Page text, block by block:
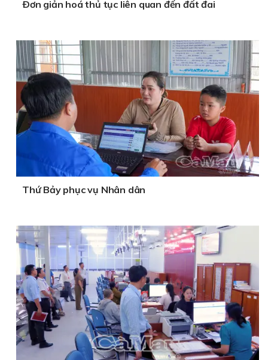
Ðơn giản hoá thủ tục liên quan đến đất đai
Thứ Bảy phục vụ Nhân dân